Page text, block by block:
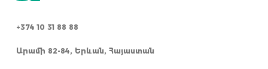
+374 10 31 88 88
Արամի 82-84, Երևան, Հայաստան